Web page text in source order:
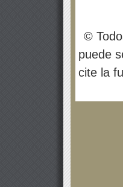
©
puede
cite la